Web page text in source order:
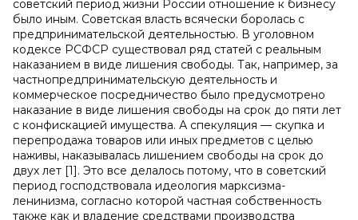
советский период жизни России отношение к бизнесу
было иным. Советская власть всячески боролась с
предпринимательской деятельностью. В уголовном
кодексе РСФСР существовал ряд статей с реальным
наказанием в виде лишения свободы. Так, например, за
частнопредпринимательскую деятельность и
коммерческое посредничество было предусмотрено
наказание в виде лишения свободы на срок до пяти лет
с конфискацией имущества. А спекуляция — скупка и
перепродажа товаров или иных предметов с целью
наживы, наказывалась лишением свободы на срок до
двух лет [1]. Это все делалось потому, что в советский
период господствовала идеология марксизма-
ленинизма, согласно которой частная собственность
также как и владение средствами производства